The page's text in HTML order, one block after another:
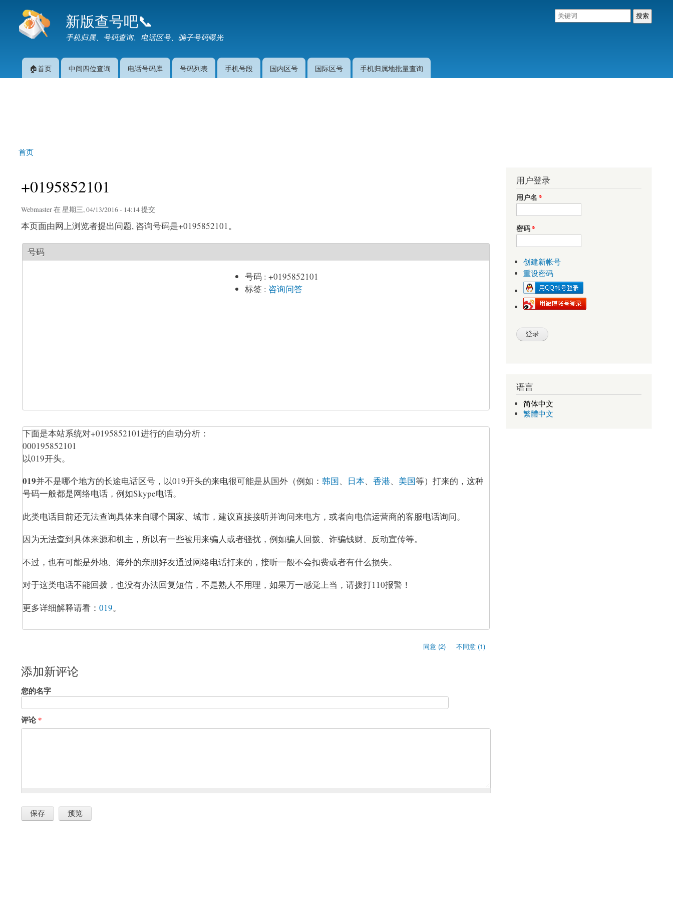
要
新版查号吧📞
手机归属、号码查询、电话区号、骗子号码曝光
主菜单🏠首页 中间四位查询 电话号码库 号码列表 手机号段 国内区号 国际区号 手机归属地批量查询
你在这里
首页
+0195852101
Webmaster在 星期三, 04/13/2016 - 14:14 提交
本页面由网上浏览者提出问题, 咨询号码是+0195852101。
号码
号码 : +0195852101
标签 : 咨询问答
下面是本站系统对+0195852101进行的自动分析：
000195852101
以019开头。
019并不是哪个地方的长途电话区号，以019开头的来电很可能是从国外（例如： 韩国、 日本、 香港、 美国等）打来的，这种
号码一般都是网络电话，例如Skype电话。
此类电话目前还无法查询具体来自哪个国家、城市，建议直接接听并询问来电方，或者向电信运营商的客服电话询问。
因为无法查到具体来源和机主，所以有一些被用来骗人或者骚扰，例如骗人回拨、诈骗钱财、反动宣传等。
不过，也有可能是外地、海外的亲朋好友通过网络电话打来的，接听一般不会扣费或者有什么损失。
对于这类电话不能回拨，也没有办法回复短信，不是熟人不用理，如果万一感觉上当，请拨打110报警！
更多详细解释请看： 019。
同意 (2) 不同意 (1)
添加新评论
您的名字
评论*
用户登录
用户名 *
密码*
创建新帐号
重设密码
语言
简体中文
繁體中文